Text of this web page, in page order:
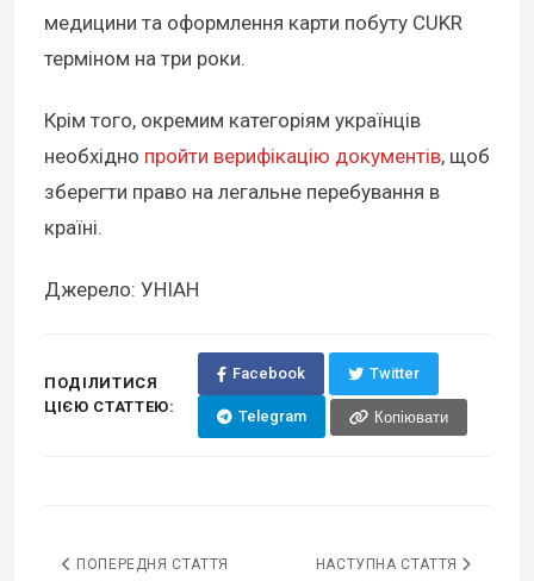
медицини та оформлення карти побуту CUKR
терміном на три роки.
Крім того, окремим категоріям українців
необхідно пройти верифікацію документів, щоб
зберегти право на легальне перебування в
країні.
Джерело: УНІАН
ПОДІЛИТИСЯ
ЦІЄЮ СТАТТЕЮ:
Facebook Twitter
Telegram Копіювати
ПОПЕРЕДНЯ СТАТТЯ НАСТУПНА СТАТТЯ